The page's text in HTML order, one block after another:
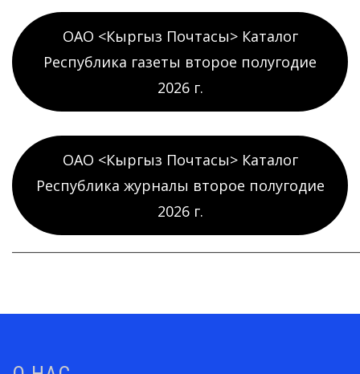
ОАО <Кыргыз Почтасы> Каталог
Республика газеты второе полугодие
2026 г.
ОАО <Кыргыз Почтасы> Каталог
Республика журналы второе полугодие
2026 г.